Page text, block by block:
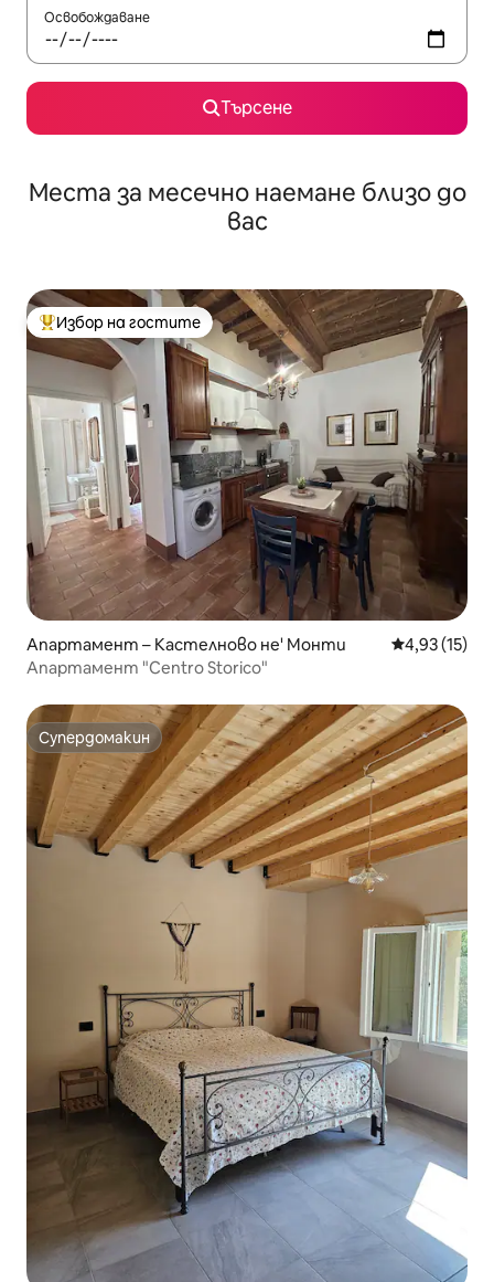
Освобождаване
Търсене
Места за месечно наемане близо до
вас
Най-популярен избор на гостите
Избор на гостите
Апартамент – Кастелново не' Монти Средна
4,93 (15)
Апартамент "Centro Storico"
Супердомакин
Супердомакин